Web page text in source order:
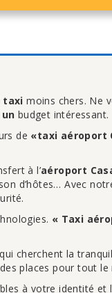
taxi moins chers. Ne
budget intéressant.
de «taxi aéroport
à l’aéroport
d’hôtes… Avec
« Taxi
cherchent la
places pour tout le
à votre identité et